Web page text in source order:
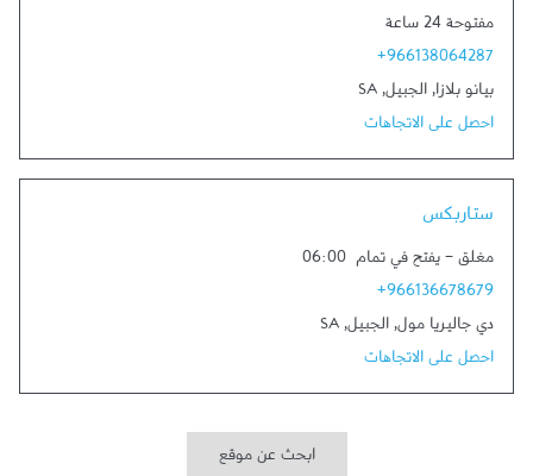
مفتوحة 24 ساعة
+966138064287
بيانو بلازا, الجبيل,
SA
احصل على الاتجاهات
ستاربكس
مغلق - يفتح في تمام 06:00
+966136678679
دي جاليريا مول, الجبيل,
SA
احصل على الاتجاهات
ابحث عن موقع